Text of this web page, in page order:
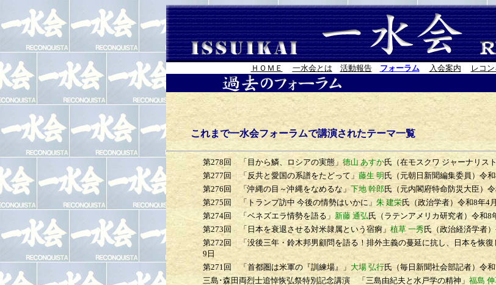
ＨＯＭＥ 一水会とは 活動報告 フォーラム 入会案内 レコ
これまで一水会フォーラムで講演されたテーマ一覧
第278回 「目から鱗、ロシアの実態」 徳山 あすか氏（在モスクワ ジャーナリス
第277回 「反共と愛国の系譜をたどって」 藤生 明 氏（元朝日新聞編集委員）令
第276回
「沖縄の目～沖縄をなめるな」 下地 幹郎氏（元内閣府特命防災大臣）
第275回 「トランプ訪中 今後の情勢はいかに」朱 建栄氏（政治学者） 令和8年4
第274回
「ベネズエラ情勢を語る」 新藤 通弘氏（ラテンアメリカ研究者） 令和8
第273回 「日本を衰退させる対米隷属という宿痾」 植草 一秀氏（政治経済学者）
第272回 「没後三年・鈴木邦男顧問を語る！排外主義の蔓延に抗し、日本を恢復
9日
第271回
「首都圏は米軍の『訓練場』」 大場 弘行氏（毎日新聞社会部記者） 令
三島･森田両烈士追悼恢弘祭特別記念講演 「三島由紀夫と水戸学の精神」 福島